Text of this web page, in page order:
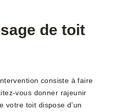
de toit
consiste à faire
vous donner rajeunir
votre toit dispose d’un